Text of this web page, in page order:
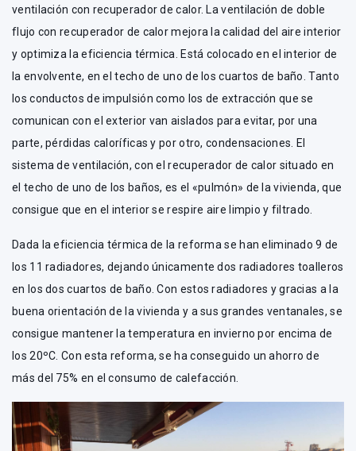
ventilación con recuperador de calor. La ventilación de doble
flujo con recuperador de calor mejora la calidad del aire interior
y optimiza la eficiencia térmica. Está colocado en el interior de
la envolvente, en el techo de uno de los cuartos de baño. Tanto
los conductos de impulsión como los de extracción que se
comunican con el exterior van aislados para evitar, por una
parte, pérdidas caloríficas y por otro, condensaciones. El
sistema de ventilación, con el recuperador de calor situado en
el techo de uno de los baños, es el «pulmón» de la vivienda, que
consigue que en el interior se respire aire limpio y filtrado.
Dada la eficiencia térmica de la reforma se han eliminado 9 de
los 11 radiadores, dejando únicamente dos radiadores toalleros
en los dos cuartos de baño. Con estos radiadores y gracias a la
buena orientación de la vivienda y a sus grandes ventanales, se
consigue mantener la temperatura en invierno por encima de
los 20ºC. Con esta reforma, se ha conseguido un ahorro de
más del 75% en el consumo de calefacción.